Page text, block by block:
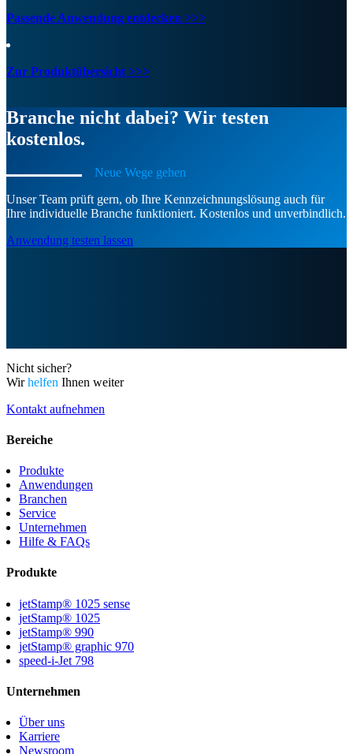
Passende Anwendung entdecken >>>
Zur Produktübersicht >>>
Branche nicht dabei? Wir testen
kostenlos.
Neue Wege gehen
Unser Team prüft gern, ob Ihre Kennzeichnungslösung auch für
Ihre individuelle Branche funktioniert. Kostenlos und unverbindlich.
Anwendung testen lassen
Nicht sicher?
Wirhelfen Ihnen weiter
Kontakt aufnehmen
Bereiche
Produkte
Anwendungen
Branchen
Service
Unternehmen
Hilfe & FAQs
Produkte
jetStamp® 1025 sense
jetStamp® 1025
jetStamp® 990
jetStamp® graphic 970
speed-i-Jet 798
Unternehmen
Über uns
Karriere
Newsroom